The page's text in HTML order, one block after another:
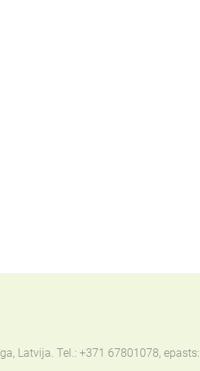
Latvija. Tel.: +371 67801078, epasts: